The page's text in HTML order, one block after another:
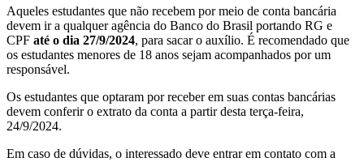
Aqueles estudantes que não recebem por meio de conta bancária
devem ir a qualquer agência do Banco do Brasil portando RG e
CPF até o dia 27/9/2024, para sacar o auxílio. É recomendado que
os estudantes menores de 18 anos sejam acompanhados por um
responsável.
Os estudantes que optaram por receber em suas contas bancárias
devem conferir o extrato da conta a partir desta terça-feira,
24/9/2024.
Em caso de dúvidas, o interessado deve entrar em contato com a